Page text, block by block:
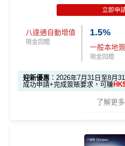
2026年7
贈，獎賞由渣打提供。
信用卡基本迎新：全新渣打
簽賬滿HK$3,500就有
🔥】
申請完填FormMrMiles.hk/
（由里先生派出🎯38
立即申
八達通自動增值
現金回贈
1.5%
一般本地
現金回贈
迎新優惠 ：2026年7月31日至8月
成功申請+完成簽賬要求，可賺
了解更多